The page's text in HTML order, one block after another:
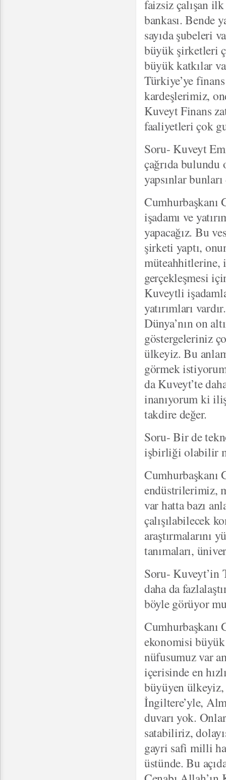
faizsiz çalışan
bankası. Bende
sayıda şubeleri
büyük şirketleri
büyük katkılar
Türkiye’ye
kardeşlerimiz,
Kuveyt Finans
faaliyetleri çok
Soru- Kuveyt
çağrıda bulundu
yapsınlar
Cumhurbaşkanı
işadamı ve
yapacağız. Bu
şirketi yaptı,
müteahhitlerine,
gerçekleşmesi
Kuveytli
yatırımları
Dünya’nın on
göstergeleriniz
ülkeyiz. Bu
görmek
da Kuveyt’te
inanıyorum ki
takdire değer.
Soru- Bir de
işbirliği olabilir
endüstrilerimiz,
var hatta bazı
çalışılabilecek
araştırmalarını
tanımaları,
Soru- Kuveyt’in
daha da
böyle görüyor
ekonomisi
nüfusumuz var
içerisinde en
büyüyen
İngiltere’yle,
duvarı yok.
satabiliriz,
gayri safi milli
üstünde. Bu